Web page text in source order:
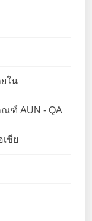
ใน
ฑ์ AUN - QA
ซีย